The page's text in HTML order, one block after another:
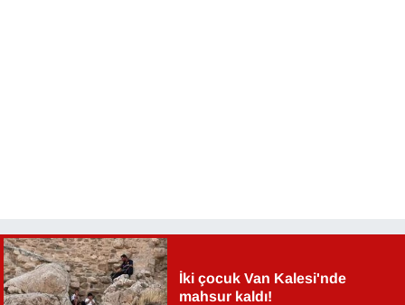
İki çocuk Van Kalesi'nde
mahsur kaldı!